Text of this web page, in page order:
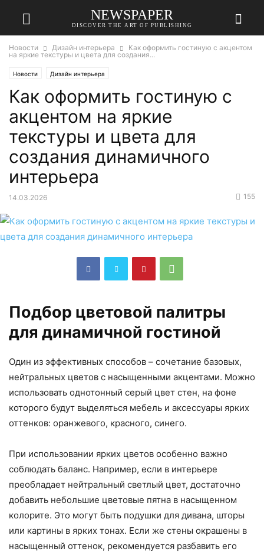
NEWSPAPER
DISCOVER THE ART OF PUBLISHING
Новости Дизайн интерьера
Как оформить гостиную с акцентом
на яркие текстуры и цвета для создания...
Новости Дизайн интерьера
Как оформить гостиную с
акцентом на яркие
текстуры и цвета для
создания динамичного
интерьера
14.03.2026 155
Подбор цветовой палитры
для динамичной гостиной
Один из эффективных способов – сочетание базовых,
нейтральных цветов с насыщенными акцентами. Можно
использовать однотонный серый цвет стен, на фоне
которого будут выделяться мебель и аксессуары ярких
оттенков: оранжевого, красного, синего.
При использовании ярких цветов особенно важно
соблюдать баланс. Например, если в интерьере
преобладает нейтральный светлый цвет, достаточно
добавить небольшие цветовые пятна в насыщенном
колорите. Это могут быть подушки для дивана, шторы
или картины в ярких тонах. Если же стены окрашены в
насыщенный оттенок, рекомендуется разбавить его